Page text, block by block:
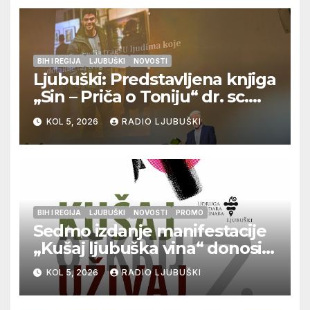
BIH I REGIJA LJUBUŠKI NOVOSTI
Ljubuški: Predstavljena knjiga
„Sin – Priča o Toniju“ dr. sc.
Zdenka Hercega
KOL 5, 2026 RADIO LJUBUŠKI
BIH I REGIJA LJUBUŠKI NOVOSTI PROMO
Sedmo izdanje manifestacije
„Kušaj ljubuška vina“ donosi
vrhunska vina, gastronomiju i
glazbu
KOL 5, 2026 RADIO LJUBUŠKI